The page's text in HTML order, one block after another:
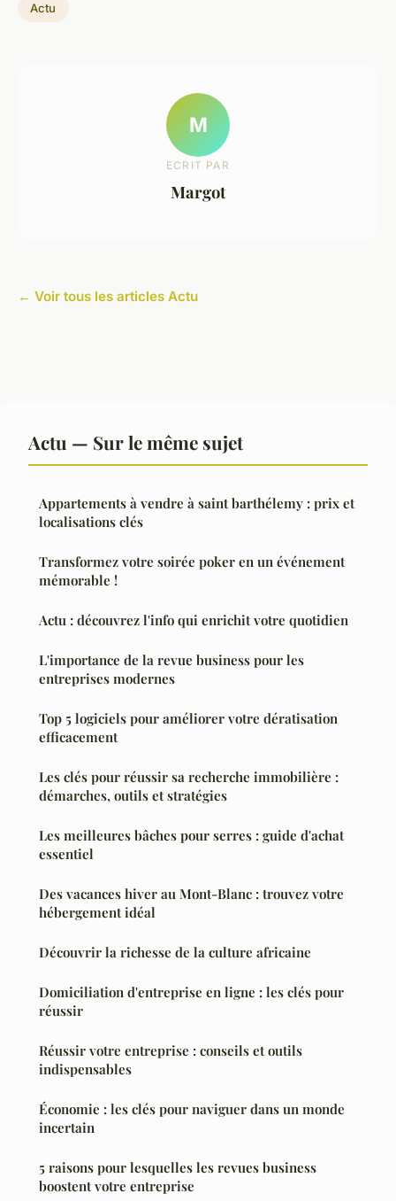
Actu
M
ECRIT PAR
Margot
← Voir tous les articles Actu
Actu — Sur le même sujet
Appartements à vendre à saint barthélemy : prix et
localisations clés
Transformez votre soirée poker en un événement
mémorable !
Actu : découvrez l'info qui enrichit votre quotidien
L'importance de la revue business pour les
entreprises modernes
Top 5 logiciels pour améliorer votre dératisation
efficacement
Les clés pour réussir sa recherche immobilière :
démarches, outils et stratégies
Les meilleures bâches pour serres : guide d'achat
essentiel
Des vacances hiver au Mont-Blanc : trouvez votre
hébergement idéal
Découvrir la richesse de la culture africaine
Domiciliation d'entreprise en ligne : les clés pour
réussir
Réussir votre entreprise : conseils et outils
indispensables
Économie : les clés pour naviguer dans un monde
incertain
5 raisons pour lesquelles les revues business
boostent votre entreprise